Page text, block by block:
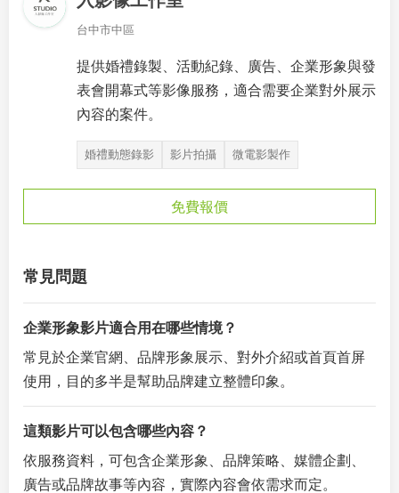
台中市中區
提供婚禮錄製、活動紀錄、廣告、企業形象與發
表會開幕式等影像服務，適合需要企業對外展示
內容的案件。
婚禮動態錄影 影片拍攝 微電影製作
免費報價
常見問題
企業形象影片適合用在哪些情境？
常見於企業官網、品牌形象展示、對外介紹或首頁首屏
使用，目的多半是幫助品牌建立整體印象。
這類影片可以包含哪些內容？
依服務資料，可包含企業形象、品牌策略、媒體企劃、
廣告或品牌故事等內容，實際內容會依需求而定。